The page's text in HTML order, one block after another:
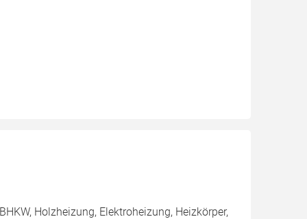
Holzheizung, Elektroheizung, Heizkörper,